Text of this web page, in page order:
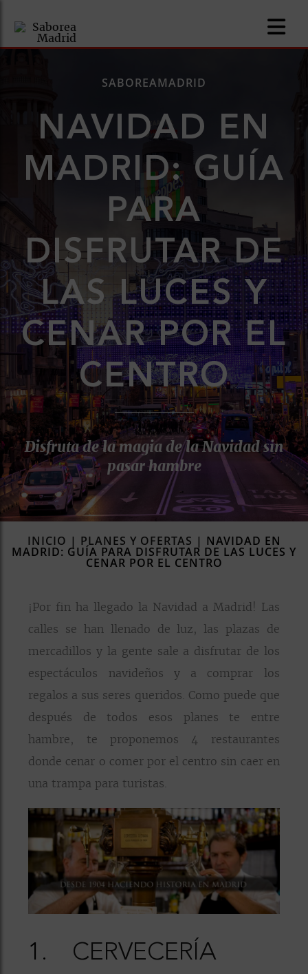
SABOREAMADRID
NAVIDAD EN
MADRID: GUÍA
PARA
DISFRUTAR DE
LAS LUCES Y
CENAR POR EL
CENTRO
Disfruta de la magia de la Navidad sin
pasar hambre
INICIO | PLANES Y OFERTAS | NAVIDAD EN
MADRID: GUÍA PARA DISFRUTAR DE LAS LUCES Y
CENAR POR EL CENTRO
¡Por fin ha llegado la Navidad a Madrid! Las
calles se han llenado de luz, las plazas de
mercadillos y la gente sale a disfrutar de los
espectáculos navideños y a comprar los
regalos a sus seres queridos. Como puede que
después de todos esos planes te entre
hambre, te proponemos 4 restaurantes
donde cenar o comer por el centro sin caer en
una trampa para turistas.
1. CERVECERÍA